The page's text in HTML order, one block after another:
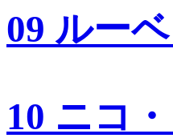
09 ルー
10 ニコ